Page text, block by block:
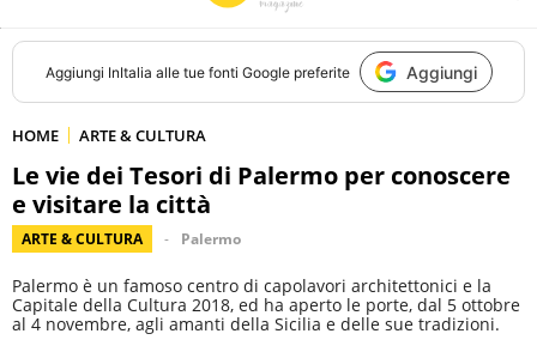
Aggiungi InItalia alle tue fonti Google preferite Aggiungi
HOME ARTE & CULTURA
Le vie dei Tesori di Palermo per conoscere
e visitare la città
ARTE & CULTURA Palermo
Palermo è un famoso centro di capolavori architettonici e la
Capitale della Cultura 2018, ed ha aperto le porte, dal 5 ottobre
al 4 novembre, agli amanti della Sicilia e delle sue tradizioni.